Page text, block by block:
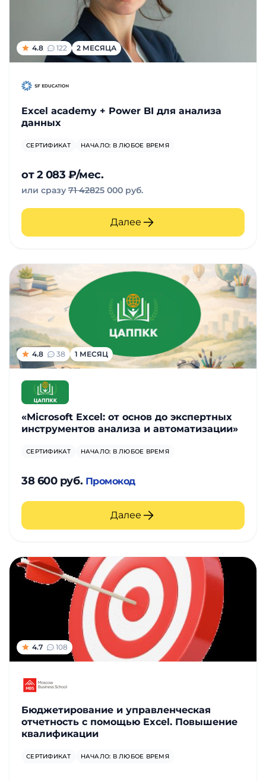
4.8 122 2 МЕСЯЦА
Excel academy + Power BI для анализа
данных
СЕРТИФИКАТ НАЧАЛО: В ЛЮБОЕ ВРЕМЯ
от 2 083 ₽/мес.
или сразу 71 42825 000 руб.
Далее
4.8 38 1 МЕСЯЦ
«Microsoft Excel: от основ до экспертных
инструментов анализа и автоматизации»
СЕРТИФИКАТ НАЧАЛО: В ЛЮБОЕ ВРЕМЯ
38 600 руб. Промокод
Далее
4.7 108
Бюджетирование и управленческая
отчетность с помощью Excel. Повышение
квалификации
СЕРТИФИКАТ НАЧАЛО: В ЛЮБОЕ ВРЕМЯ